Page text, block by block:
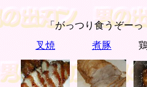
「がっつり食うぞー
叉焼
煮豚